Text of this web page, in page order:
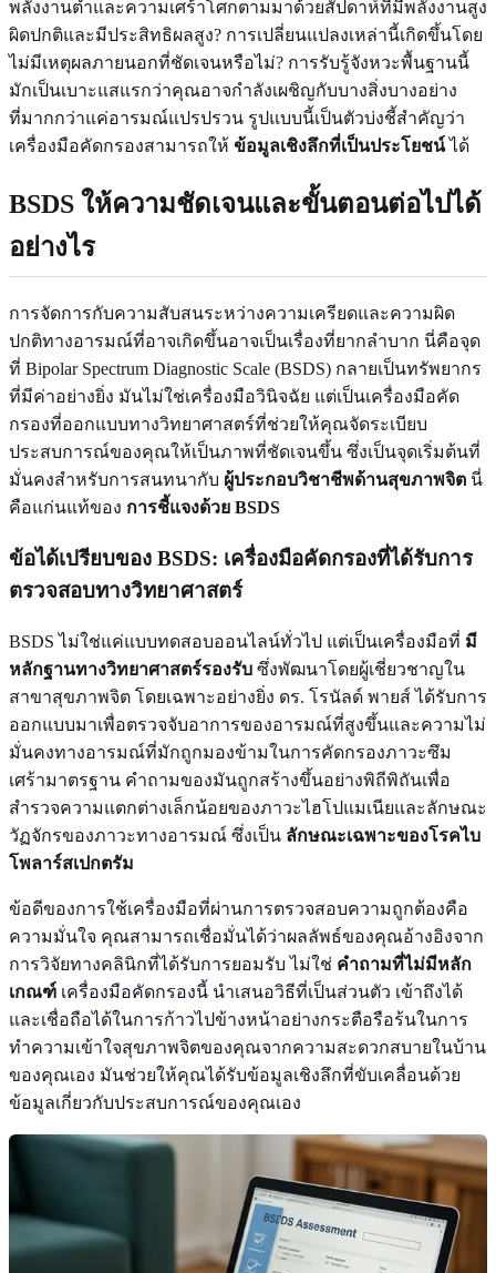
พลังงานต่ำและความเศร้าโศกตามมาด้วยสัปดาห์ที่มีพลังงานสูง
ผิดปกติและมีประสิทธิผลสูง? การเปลี่ยนแปลงเหล่านี้เกิดขึ้นโดย
ไม่มีเหตุผลภายนอกที่ชัดเจนหรือไม่? การรับรู้จังหวะพื้นฐานนี้
มักเป็นเบาะแสแรกว่าคุณอาจกำลังเผชิญกับบางสิ่งบางอย่าง
ที่มากกว่าแค่อารมณ์แปรปรวน รูปแบบนี้เป็นตัวบ่งชี้สำคัญว่า
เครื่องมือคัดกรองสามารถให้ ข้อมูลเชิงลึกที่เป็นประโยชน์ได้
BSDS ให้ความชัดเจนและขั้นตอนต่อไปได้
อย่างไร
การจัดการกับความสับสนระหว่างความเครียดและความผิด
ปกติทางอารมณ์ที่อาจเกิดขึ้นอาจเป็นเรื่องที่ยากลำบาก นี่คือจุด
ที่ Bipolar Spectrum Diagnostic Scale (BSDS) กลายเป็นทรัพยากร
ที่มีค่าอย่างยิ่ง มันไม่ใช่เครื่องมือวินิจฉัย แต่เป็นเครื่องมือคัด
กรองที่ออกแบบทางวิทยาศาสตร์ที่ช่วยให้คุณจัดระเบียบ
ประสบการณ์ของคุณให้เป็นภาพที่ชัดเจนขึ้น ซึ่งเป็นจุดเริ่มต้นที่
มั่นคงสำหรับการสนทนากับ ผู้ประกอบวิชาชีพด้านสุขภาพจิต นี่
คือแก่นแท้ของ การชี้แจงด้วย BSDS
ข้อได้เปรียบของ BSDS: เครื่องมือคัดกรองที่ได้รับการ
ตรวจสอบทางวิทยาศาสตร์
BSDS ไม่ใช่แค่แบบทดสอบออนไลน์ทั่วไป แต่เป็นเครื่องมือที่ มี
หลักฐานทางวิทยาศาสตร์รองรับ ซึ่งพัฒนาโดยผู้เชี่ยวชาญใน
สาขาสุขภาพจิต โดยเฉพาะอย่างยิ่ง ดร. โรนัลด์ พายส์ ได้รับการ
ออกแบบมาเพื่อตรวจจับอาการของอารมณ์ที่สูงขึ้นและความไม่
มั่นคงทางอารมณ์ที่มักถูกมองข้ามในการคัดกรองภาวะซึม
เศร้ามาตรฐาน คำถามของมันถูกสร้างขึ้นอย่างพิถีพิถันเพื่อ
สำรวจความแตกต่างเล็กน้อยของภาวะไฮโปแมเนียและลักษณะ
วัฏจักรของภาวะทางอารมณ์ ซึ่งเป็น ลักษณะเฉพาะของโรคไบ
โพลาร์สเปกตรัม
ข้อดีของการใช้เครื่องมือที่ผ่านการตรวจสอบความถูกต้องคือ
ความมั่นใจ คุณสามารถเชื่อมั่นได้ว่าผลลัพธ์ของคุณอ้างอิงจาก
การวิจัยทางคลินิกที่ได้รับการยอมรับ ไม่ใช่ คำถามที่ไม่มีหลัก
เกณฑ์ เครื่องมือคัดกรองนี้ นำเสนอวิธีที่เป็นส่วนตัว เข้าถึงได้
และเชื่อถือได้ในการก้าวไปข้างหน้าอย่างกระตือรือร้นในการ
ทำความเข้าใจสุขภาพจิตของคุณจากความสะดวกสบายในบ้าน
ของคุณเอง มันช่วยให้คุณได้รับข้อมูลเชิงลึกที่ขับเคลื่อนด้วย
ข้อมูลเกี่ยวกับประสบการณ์ของคุณเอง